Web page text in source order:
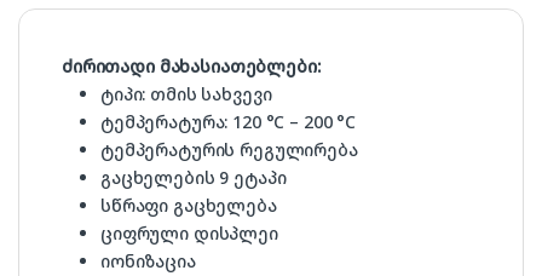
ძირითადი მახასიათებლები:
ტიპი: თმის სახვევი
ტემპერატურა: 120 °C – 200 °C
ტემპერატურის რეგულირება
გაცხელების 9 ეტაპი
სწრაფი გაცხელება
ციფრული დისპლეი
იონიზაცია